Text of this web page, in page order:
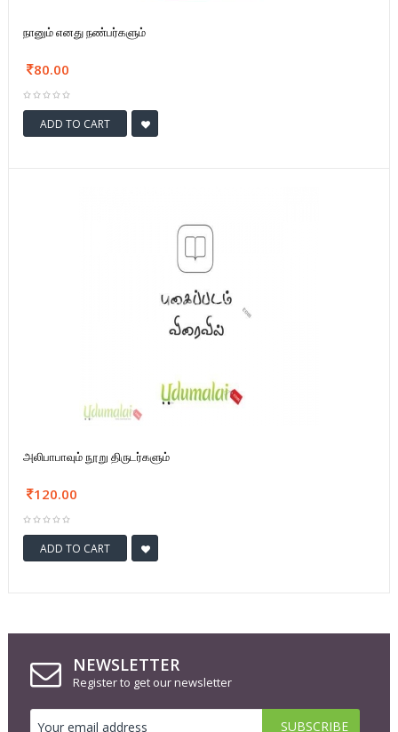
நானும் எனது நண்பர்களும்
80.00
ADD TO CART
அலிபாபாவும் நூறு திருடர்களும்
120.00
ADD TO CART
NEWSLETTER
Register to get our newsletter